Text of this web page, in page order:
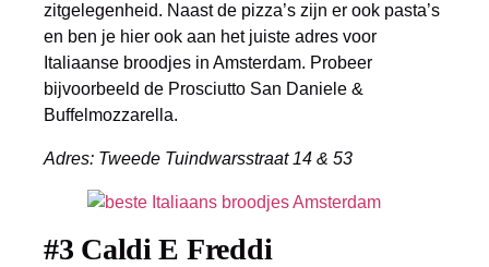
zitgelegenheid. Naast de pizza’s zijn er ook pasta’s
en ben je hier ook aan het juiste adres voor
Italiaanse broodjes in Amsterdam. Probeer
bijvoorbeeld de Prosciutto San Daniele &
Buffelmozzarella.
Adres: Tweede Tuindwarsstraat 14 & 53
#3 Caldi E Freddi